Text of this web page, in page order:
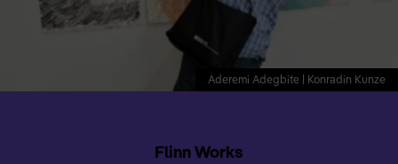
Aderemi Adegbite | Konradin Kunze
Flinn Works